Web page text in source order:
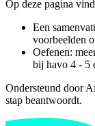
Op deze pagina
Een
voorbeelden
Oefenen:
bij havo 4 - 5
Ondersteund door
stap beantwoordt.